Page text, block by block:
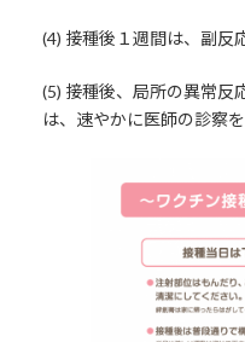
(4) 接種後１週間は、副反
(5) 接種後、局所の異常反
は、速やかに医師の診察